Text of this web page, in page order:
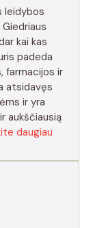
leidybos
kai kas
padeda
farmacijos ir
atsidavęs
ir yra
aukščiausią
daugiau